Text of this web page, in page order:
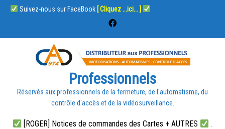
Suivez-nous sur FaceBook [ Cliquez ...ici... ]
Professionnels
Réservés aux professionnels de la fermeture, de l'automatisme, du
contrôle d'accès et de la vidéosurveillance.
[ROGER] Notices de commandes des Cartes + AUTRES
.